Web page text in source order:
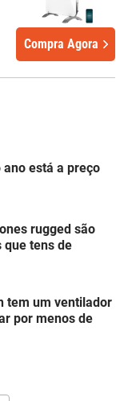
Compra Agora
ano está a preço
rugged são
que tens de
tem um ventilador
por menos de